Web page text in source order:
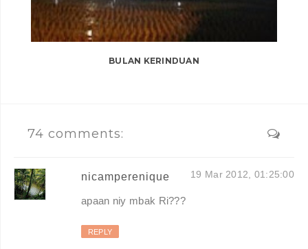
BULAN KERINDUAN
74 comments:
nicamperenique 19 Mar 2012, 01:25:00
apaan niy mbak Ri???
REPLY